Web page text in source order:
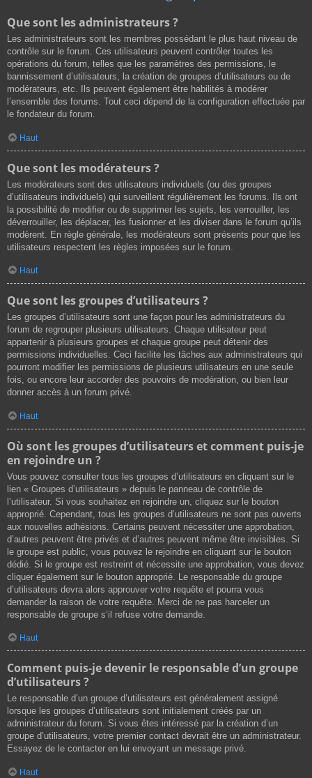
Que sont les administrateurs ?
Les administrateurs sont les membres possédant le plus haut niveau de
contrôle sur le forum. Ces utilisateurs peuvent contrôler toutes les
opérations du forum, telles que les paramètres des permissions, le
bannissement d’utilisateurs, la création de groupes d’utilisateurs ou de
modérateurs, etc. Ils peuvent également être habilités à modérer
l’ensemble des forums. Tout ceci dépend de la configuration effectuée par
le fondateur du forum.
Haut
Que sont les modérateurs ?
Les modérateurs sont des utilisateurs individuels (ou des groupes
d’utilisateurs individuels) qui surveillent régulièrement les forums. Ils ont
la possibilité de modifier ou de supprimer les sujets, les verrouiller, les
déverrouiller, les déplacer, les fusionner et les diviser dans le forum qu’ils
modèrent. En règle générale, les modérateurs sont présents pour que les
utilisateurs respectent les règles imposées sur le forum.
Haut
Que sont les groupes d’utilisateurs ?
Les groupes d’utilisateurs sont une façon pour les administrateurs du
forum de regrouper plusieurs utilisateurs. Chaque utilisateur peut
appartenir à plusieurs groupes et chaque groupe peut détenir des
permissions individuelles. Ceci facilite les tâches aux administrateurs qui
pourront modifier les permissions de plusieurs utilisateurs en une seule
fois, ou encore leur accorder des pouvoirs de modération, ou bien leur
donner accès à un forum privé.
Haut
Où sont les groupes d’utilisateurs et comment puis-je
en rejoindre un ?
Vous pouvez consulter tous les groupes d’utilisateurs en cliquant sur le
lien « Groupes d’utilisateurs » depuis le panneau de contrôle de
l’utilisateur. Si vous souhaitez en rejoindre un, cliquez sur le bouton
approprié. Cependant, tous les groupes d’utilisateurs ne sont pas ouverts
aux nouvelles adhésions. Certains peuvent nécessiter une approbation,
d’autres peuvent être privés et d’autres peuvent même être invisibles. Si
le groupe est public, vous pouvez le rejoindre en cliquant sur le bouton
dédié. Si le groupe est restreint et nécessite une approbation, vous devez
cliquer également sur le bouton approprié. Le responsable du groupe
d’utilisateurs devra alors approuver votre requête et pourra vous
demander la raison de votre requête. Merci de ne pas harceler un
responsable de groupe s’il refuse votre demande.
Haut
Comment puis-je devenir le responsable d’un groupe
d’utilisateurs ?
Le responsable d’un groupe d’utilisateurs est généralement assigné
lorsque les groupes d’utilisateurs sont initialement créés par un
administrateur du forum. Si vous êtes intéressé par la création d’un
groupe d’utilisateurs, votre premier contact devrait être un administrateur.
Essayez de le contacter en lui envoyant un message privé.
Haut